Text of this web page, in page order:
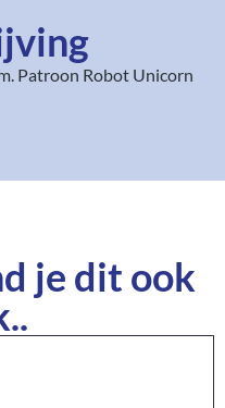
Patroon Robot Unicorn
je dit ook